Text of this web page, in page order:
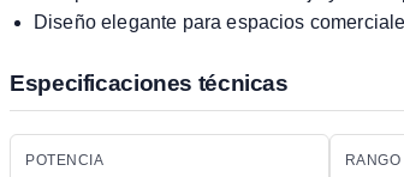
Diseño elegante para espacios
Especificaciones técnicas
POTENCIA